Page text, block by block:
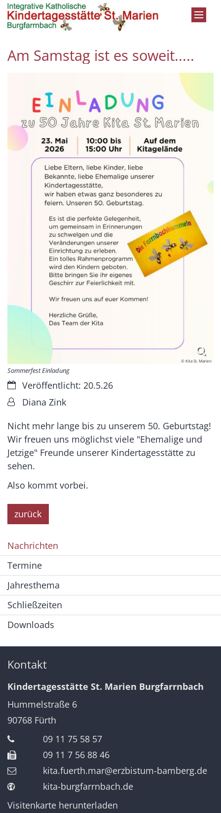
Zum Inhalt springen
Am Samstag ist es soweit.....
© Kita St. Marien
Sommerfest Einladung
Datum:Veröffentlicht: 20.5.26
Von:Diana Zink
Nicht mehr lange bis zu unserem 50. Geburtstag!
Wir freuen uns möglichst viele "Ehemalige und
Jetzige" Freunde unserer Kindertagesstätte zu
sehen.
Also kommt vorbei.
zurück
Nachrichten
Termine
Jahresthema
Schließzeiten
Downloads
Kontakt
Kindertagesstätte St. Marien Burgfarrnbach
Hummelstraße 6
90768 Fürth
09 11 75 58 57
09 11 7 56 88 46
kita.fuerth.mar@erzbistum-bamberg.de
kita-burgfarrnbach.de
Visitenkarte herunterladen